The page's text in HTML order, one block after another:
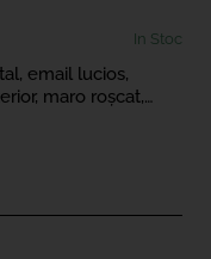
In Stoc
email lucios,
maro roșcat,